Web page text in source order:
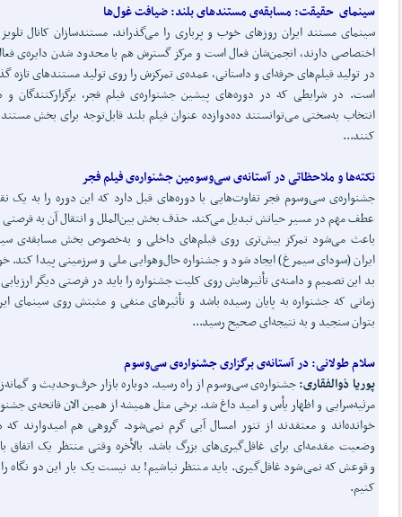
سینمای حقیقت: مسابقه‌ی مستندهای بلند: ضیافت غول‌ها
سینمای مستند ایران روزهای خوب و پرباری را می‌گذراند. مستندسازان کانال
اختصاصی دارند، انجمن‌شان فعال است و مرکز گسترش هم با محدود شدن دایره‌ی
در تولید فیلم‌های حرفه‌ای و داستانی، عمده‌ی تمرکزش را روی تولید مستندهای تازه
است. در شرایطی که در دوره‌های پیشین جشنواره‌ی فیلم فجر، برگزارکنندگان و
انتخاب به‌سختی می‌توانستند ده‌دوازده عنوان فیلم بلند قابل‌توجه برای بخش
کنند...
نکتهها و ملاحظاتی در آستانه‌ی سیوسومین جشنواره‌ی فیلم فجر
جشنواره‌ی سی‌وسوم فجر تفاوت‌هایی با دوره‌های قبل دارد که این دوره را به یک
عطف مهم در مسیر حیاتش تبدیل می‌کند. حذف بخش بین‌الملل و انتقال آن به فرصتی
باعث می‌شود تمرکز بیش‌تری روی فیلم‌های داخلی و به‌خصوص بخش مسابقه‌ی
ایران (سودای سیمرغ) ایجاد شود و جشنواره حال‌وهوایی ملی و سرزمینی پیدا کند.
بد این تصمیم و دامنه‌ی تأثیرهایش روی کلیت جشنواره را باید در فرصتی دیگر
زمانی که جشنواره به پایان رسیده باشد و تأثیرهای منفی و مثبتش روی سینمای
بتوان سنجید و به نتیجه‌ای صحیح رسید...
سلام طولانی: در آستانه‌ی برگزاری جشنواره‌ی سیوسوم
پوریاذوالفقاری:جشنواره‌ی سی‌وسوم از راه رسید. دوباره بازار حرف‌و‌حدیث و
مرثیه‌سرایی و اظهار یأس و امید داغ شد. برخی مثل همیشه از همین الان فاتحه‌ی
خوانده‌اند و معتقدند از تنور امسال آبی گرم نمی‌شود. گروهی هم امیدوارند که
وضعیت مقدمه‌ای برای غافل‌گیری‌های بزرگ باشد. بالأخره وقتی منتظر یک اتفاق
وقوعش که نمی‌شود غافل‌گیری. باید منتظر نباشیم! بد نیست یک بار این دو نگاه
کنیم.